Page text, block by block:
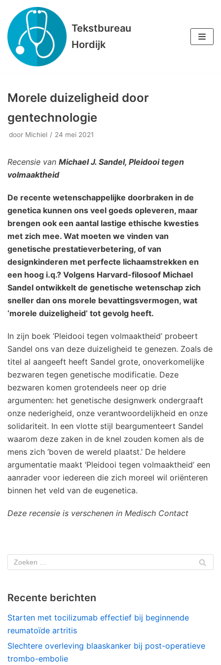
Meteen
naar
de
inhoud
Tekstbureau
Hordijk
Morele duizeligheid door
gentechnologie
door Michiel 24 mei 2021
Recensie van Michael J. Sandel, Pleidooi tegen
volmaaktheid
De recente wetenschappelijke doorbraken in de
genetica kunnen ons veel goeds opleveren, maar
brengen ook een aantal lastige ethische kwesties
met zich mee. Wat moeten we vinden van
genetische prestatieverbetering, of van
designkinderen met perfecte lichaamstrekken en
een hoog i.q.? Volgens Harvard-filosoof Michael
Sandel ontwikkelt de genetische wetenschap zich
sneller dan ons morele bevattingsvermogen, wat
‘morele duizeligheid’ tot gevolg heeft.
In zijn boek ‘Pleidooi tegen volmaaktheid’ probeert
Sandel ons van deze duizeligheid te genezen. Zoals de
titel al aangeeft heeft Sandel grote, onoverkomelijke
bezwaren tegen genetische modificatie. Deze
bezwaren komen grotendeels neer op drie
argumenten: het genetische designwerk ondergraaft
onze nederigheid, onze verantwoordelijkheid en onze
solidariteit. In een vlotte stijl beargumenteert Sandel
waarom deze zaken in de knel zouden komen als de
mens zich ‘boven de wereld plaatst.’ De heldere
argumentatie maakt ‘Pleidooi tegen volmaaktheid’ een
aanrader voor iedereen die zich moreel wil oriënteren
binnen het veld van de eugenetica.
Deze recensie is verschenen in Medisch Contact
Recente berichten
Starten met tocilizumab effectief bij beginnende
reumatoïde artritis
Slechtere overleving blaaskanker bij post-operatieve
trombo-embolie